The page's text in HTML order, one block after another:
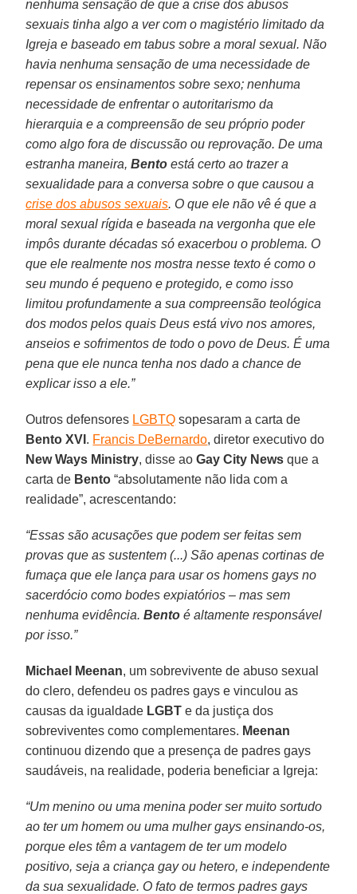
nenhuma sensação de que a crise dos abusos
sexuais tinha algo a ver com o magistério limitado da
Igreja e baseado em tabus sobre a moral sexual. Não
havia nenhuma sensação de uma necessidade de
repensar os ensinamentos sobre sexo; nenhuma
necessidade de enfrentar o autoritarismo da
hierarquia e a compreensão de seu próprio poder
como algo fora de discussão ou reprovação. De uma
estranha maneira,Bento está certo ao trazer a
sexualidade para a conversa sobre o que causou a
crise dos abusos sexuais. O que ele não vê é que a
moral sexual rígida e baseada na vergonha que ele
impôs durante décadas só exacerbou o problema. O
que ele realmente nos mostra nesse texto é como o
seu mundo é pequeno e protegido, e como isso
limitou profundamente a sua compreensão teológica
dos modos pelos quais Deus está vivo nos amores,
anseios e sofrimentos de todo o povo de Deus. É uma
pena que ele nunca tenha nos dado a chance de
explicar isso a ele.”
Outros defensores LGBTQ sopesaram a carta de
Bento XVI . Francis DeBernardo, diretor executivo do
New Ways Ministry, disse aoGay City News que a
carta de Bento “absolutamente não lida com a
realidade”, acrescentando:
“Essas são acusações que podem ser feitas sem
provas que as sustentem (...) São apenas cortinas de
fumaça que ele lança para usar os homens gays no
sacerdócio como bodes expiatórios – mas sem
nenhuma evidência.Bento é altamente responsável
por isso.”
Michael Meenan, um sobrevivente de abuso sexual
do clero, defendeu os padres gays e vinculou as
causas da igualdade LGBT e da justiça dos
sobreviventes como complementares. Meenan
continuou dizendo que a presença de padres gays
saudáveis, na realidade, poderia beneficiar a Igreja:
“Um menino ou uma menina poder ser muito sortudo
ao ter um homem ou uma mulher gays ensinando-os,
porque eles têm a vantagem de ter um modelo
positivo, seja a criança gay ou hetero, e independente
da sua sexualidade. O fato de termos padres gays